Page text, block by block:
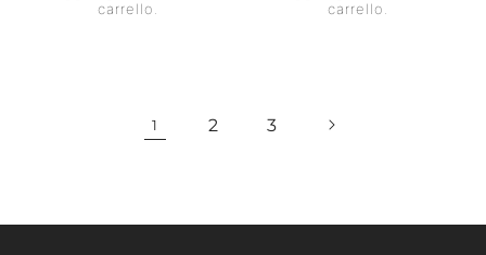
carrello.
carrello.
1 2 3